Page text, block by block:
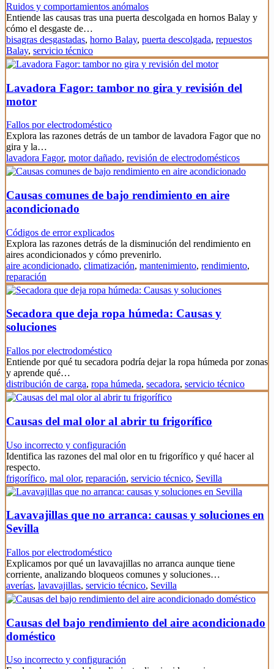
Ruidos y comportamientos anómalos
Entiende las causas tras una puerta descolgada en hornos Balay y
cómo el desgaste de…
bisagras desgastadas, horno Balay, puerta descolgada, repuestos
Balay, servicio técnico
Lavadora Fagor: tambor no gira y revisión del
motor
Fallos por electrodoméstico
Explora las razones detrás de un tambor de lavadora Fagor que no
gira y la…
lavadora Fagor, motor dañado, revisión de electrodomésticos
Causas comunes de bajo rendimiento en aire
acondicionado
Códigos de error explicados
Explora las razones detrás de la disminución del rendimiento en
aires acondicionados y cómo prevenirlo.
aire acondicionado, climatización, mantenimiento, rendimiento,
reparación
Secadora que deja ropa húmeda: Causas y
soluciones
Fallos por electrodoméstico
Entiende por qué tu secadora podría dejar la ropa húmeda por zonas
y aprende qué…
distribución de carga, ropa húmeda, secadora, servicio técnico
Causas del mal olor al abrir tu frigorífico
Uso incorrecto y configuración
Identifica las razones del mal olor en tu frigorífico y qué hacer al
respecto.
frigorífico, mal olor, reparación, servicio técnico, Sevilla
Lavavajillas que no arranca: causas y soluciones en
Sevilla
Fallos por electrodoméstico
Explicamos por qué un lavavajillas no arranca aunque tiene
corriente, analizando bloqueos comunes y soluciones…
averías, lavavajillas, servicio técnico, Sevilla
Causas del bajo rendimiento del aire acondicionado
doméstico
Uso incorrecto y configuración